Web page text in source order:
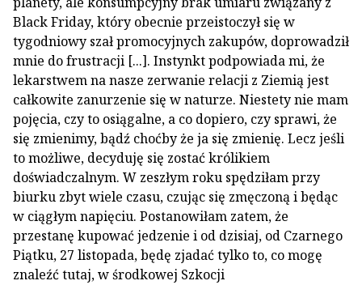
Black Friday, który obecnie przeistoczył się w
tygodniowy szał promocyjnych zakupów, doprowadził
mnie do frustracji [...]. Instynkt podpowiada mi, że
lekarstwem na nasze zerwanie relacji z Ziemią jest
całkowite zanurzenie się w naturze. Niestety nie mam
pojęcia, czy to osiągalne, a co dopiero, czy sprawi, że
się zmienimy, bądź choćby że ja się zmienię. Lecz jeśli
to możliwe, decyduję się zostać królikiem
doświadczalnym. W zeszłym roku spędziłam przy
biurku zbyt wiele czasu, czując się zmęczoną i będąc
w ciągłym napięciu. Postanowiłam zatem, że
przestanę kupować jedzenie i od dzisiaj, od Czarnego
Piątku, 27 listopada, będę zjadać tylko to, co mogę
znaleźć tutaj, w środkowej Szkocji